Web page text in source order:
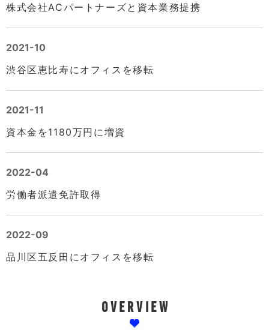
株式会社ACパートナーズと資本業務提携
2021-10
渋谷区恵比寿にオフィスを移転
2021-11
資本金を1180万円に増資
2022-04
労働者派遣免許取得
2022-09
品川区五反田にオフィスを移転
O V E R V E W